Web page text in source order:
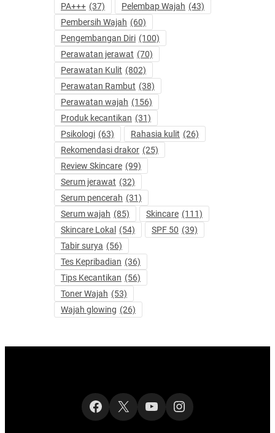
PA+++ (37) Pelembap Wajah (43)
Pembersih Wajah (60)
Pengembangan Diri (100)
Perawatan jerawat (70)
Perawatan Kulit (802)
Perawatan Rambut (38)
Perawatan wajah (156)
Produk kecantikan (31)
Psikologi (63) Rahasia kulit (26)
Rekomendasi drakor (25)
Review Skincare (99)
Serum jerawat (32)
Serum pencerah (31)
Serum wajah (85) Skincare (111)
Skincare Lokal
(54) SPF 50 (39)
Tabir surya (56)
Tes Kepribadian (36)
Tips Kecantikan (56)
Toner Wajah (53)
Wajah glowing (26)
Facebook
X YouTubeInstagram